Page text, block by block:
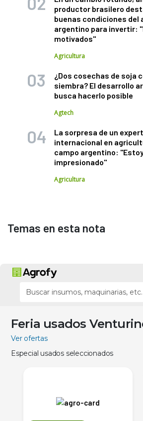
productor brasilero
buenas condiciones del
argentino para invertir:
motivados"
Agricultura
¿Dos cosechas de soja
siembra? El desarrollo
busca hacerlo posible
Agtech
La sorpresa de un
internacional en
campo argentino:
impresionado"
Agricultura
Temas en esta nota
Feria usados
Ver ofertas
Especial usados seleccionados